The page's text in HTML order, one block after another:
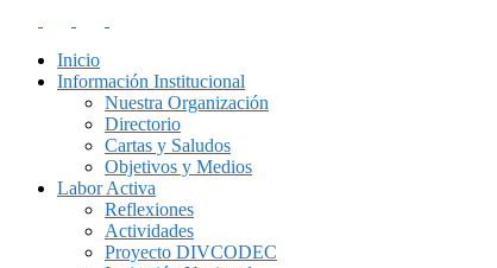
Inicio
Información Institucional
Nuestra Organización
Directorio
Cartas y Saludos
Objetivos y Medios
Labor Activa
Reflexiones
Actividades
Proyecto DIVCODEC